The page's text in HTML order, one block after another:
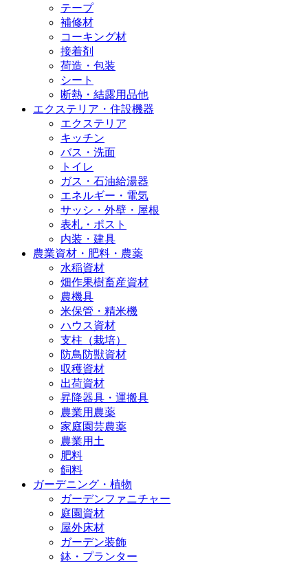
テープ
補修材
コーキング材
接着剤
荷造・包装
シート
断熱・結露用品他
エクステリア・住設機器
エクステリア
キッチン
バス・洗面
トイレ
ガス・石油給湯器
エネルギー・電気
サッシ・外壁・屋根
表札・ポスト
内装・建具
農業資材・肥料・農薬
水稲資材
畑作果樹畜産資材
農機具
米保管・精米機
ハウス資材
支柱（栽培）
防鳥防獣資材
収穫資材
出荷資材
昇降器具・運搬具
農業用農薬
家庭園芸農薬
農業用土
肥料
飼料
ガーデニング・植物
ガーデンファニチャー
庭園資材
屋外床材
ガーデン装飾
鉢・プランター